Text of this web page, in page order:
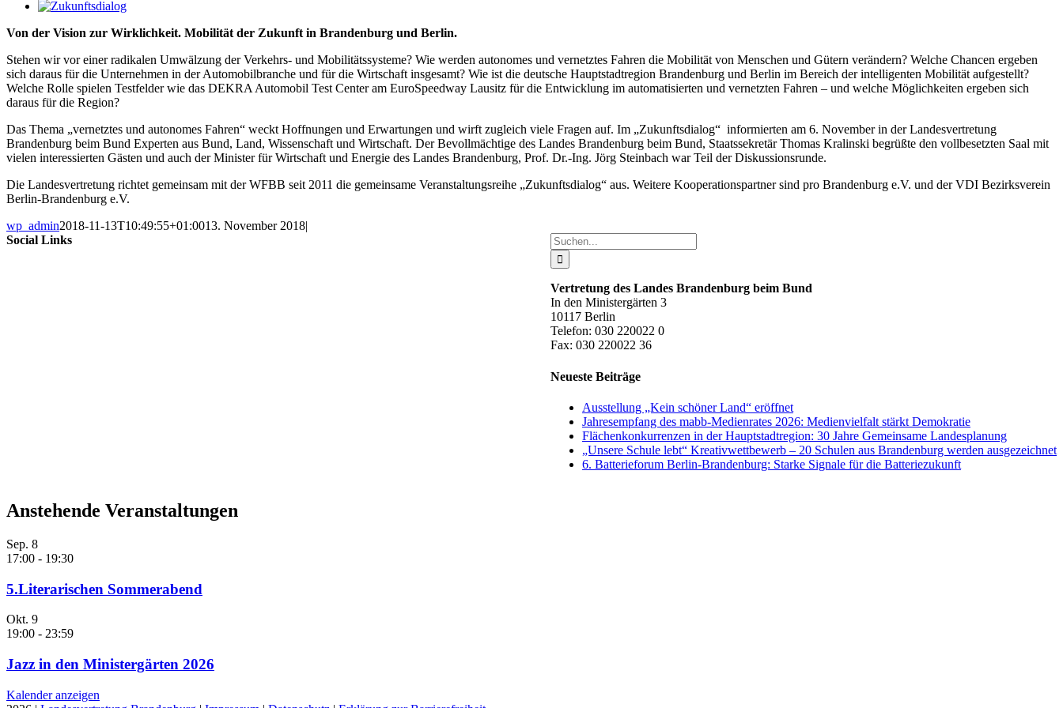
Zeige
Bild
Von der Vision zur Wirklichkeit. Mobilität der Zukunft in Brandenburg und Berlin.
Stehen wir vor einer radikalen Umwälzung der Verkehrs- und Mobilitätssysteme? Wie werden autonomes und vernetztes Fahren die Mobilität von Menschen und Gütern verändern? Welche Chancen ergeben
sich daraus für die Unternehmen in der Automobilbranche und für die Wirtschaft insgesamt? Wie ist die deutsche Hauptstadtregion Brandenburg und Berlin im Bereich der intelligenten Mobilität aufgestellt?
Welche Rolle spielen Testfelder wie das DEKRA Automobil Test Center am EuroSpeedway Lausitz für die Entwicklung im automatisierten und vernetzten Fahren – und welche Möglichkeiten ergeben sich
daraus für die Region?
Das Thema „vernetztes und autonomes Fahren“ weckt Hoffnungen und Erwartungen und wirft zugleich viele Fragen auf. Im „Zukunftsdialog“ informierten am 6. November in der Landesvertretung
Brandenburg beim Bund Experten aus Bund, Land, Wissenschaft und Wirtschaft. Der Bevollmächtige des Landes Brandenburg beim Bund, Staatssekretär Thomas Kralinski begrüßte den vollbesetzten Saal mit
vielen interessierten Gästen und auch der Minister für Wirtschaft und Energie des Landes Brandenburg, Prof. Dr.-Ing. Jörg Steinbach war Teil der Diskussionsrunde.
Die Landesvertretung richtet gemeinsam mit der WFBB seit 2011 die gemeinsame Veranstaltungsreihe „Zukunftsdialog“ aus. Weitere Kooperationspartner sind pro Brandenburg e.V. und der VDI Bezirksverein
Berlin-Brandenburg e.V.
wp_admin2018-11-13T10:49:55+01:0013. November 2018|
Suche
nach:
Vertretung des Landes Brandenburg beim Bund
In den Ministergärten 3
10117 Berlin
Telefon: 030 220022 0
Fax: 030 220022 36
Neueste Beiträge
Ausstellung „Kein schöner Land“ eröffnet
Jahresempfang des mabb-Medienrates 2026: Medienvielfalt stärkt Demokratie
Flächenkonkurrenzen in der Hauptstadtregion: 30 Jahre Gemeinsame Landesplanung
„Unsere Schule lebt“ Kreativwettbewerb – 20 Schulen aus Brandenburg werden ausgezeichnet
6. Batterieforum Berlin-Brandenburg: Starke Signale für die Batteriezukunft
Social Links
Anstehende Veranstaltungen
Sep. 8
17:00 - 19:30
5.Literarischen Sommerabend
Okt. 9
19:00 - 23:59
Jazz in den Ministergärten 2026
Kalender anzeigen